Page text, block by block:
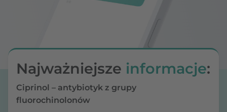
Najważniejsze informacje:
Ciprinol – antybiotyk z grupy
fluorochinolonów